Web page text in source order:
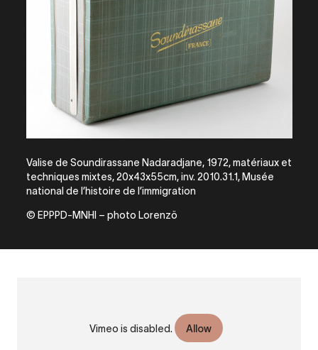
Valise de Soundirassane Nadaradjane, 1972, matériaux et
techniques mixtes, 20x43x55cm, inv. 2010.31.1, Musée
national de l’histoire de l’immigration
© EPPPD-MNHI – photo Lorenzö
Entretien avec Soundirassane Nadaradjane
© Atelier du bruit
Vimeo is disabled. Allow